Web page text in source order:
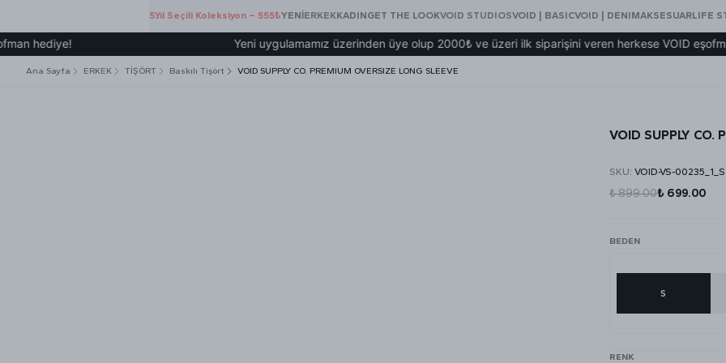
5.Yıl Seçili Koleksiyon – 555₺YENİERKEKKADINGET THE LOOKVOID STUDIOSVOID | BASICVOID | DENIMAKSESUARLIFE
Yeni uygulamamız üzerinden üye olup 2000₺ ve üzeri ilk siparişini veren herkese VOID eşofman
Ana Sayfa ERKEK TİŞÖRT Baskılı Tişört VOID SUPPLY CO. PREMIUM OVERSIZE LONG SLEEVE
VOID SUPPLY CO.
SKU: VOID-VS-00235_1_S
₺ 899.00₺ 699.00
BEDEN
S
RENK